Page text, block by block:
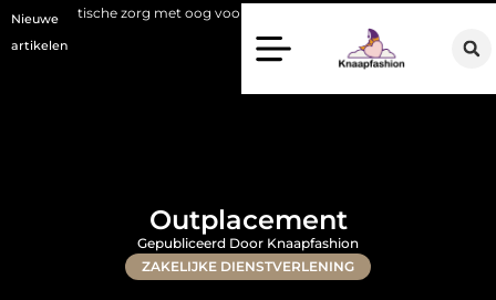
Nieuwe
artikelen
zorg met oog voor natuurlijke resultaten
Outplacement
ZAKELIJKE DIENSTVERLENING
Gepubliceerd Door Knaapfashion